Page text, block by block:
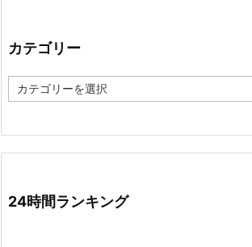
カテゴリー
テ
24時間ランキング